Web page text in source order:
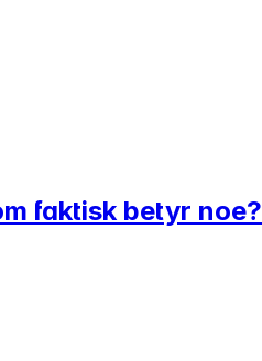
faktisk betyr noe?